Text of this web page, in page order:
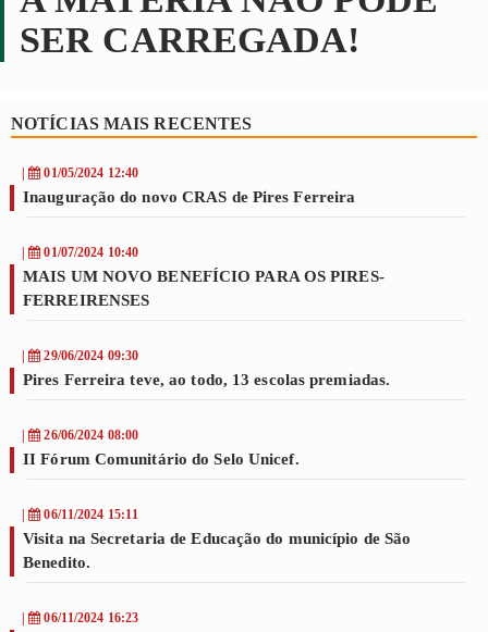
SER CARREGADA!
NOTÍCIAS MAIS RECENTES
| 01/05/2024 12:40
Inauguração do novo CRAS de Pires Ferreira
| 01/07/2024 10:40
MAIS UM NOVO BENEFÍCIO PARA OS PIRES-
FERREIRENSES
| 29/06/2024 09:30
Pires Ferreira teve, ao todo, 13 escolas premiadas.
| 26/06/2024 08:00
II Fórum Comunitário do Selo Unicef.
| 06/11/2024 15:11
Visita na Secretaria de Educação do município de São
Benedito.
| 06/11/2024 16:23